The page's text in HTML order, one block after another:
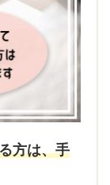
方は、手